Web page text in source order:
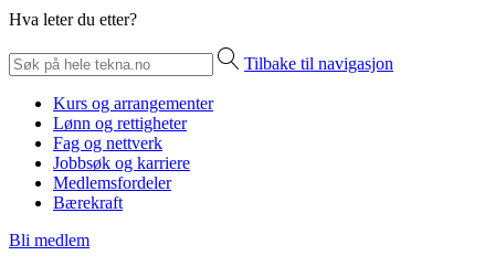
Hva leter du etter?
Tilbake til navigasjon
Kurs og arrangementer
Lønn og rettigheter
Fag og nettverk
Jobbsøk og karriere
Medlemsfordeler
Bærekraft
Bli medlem